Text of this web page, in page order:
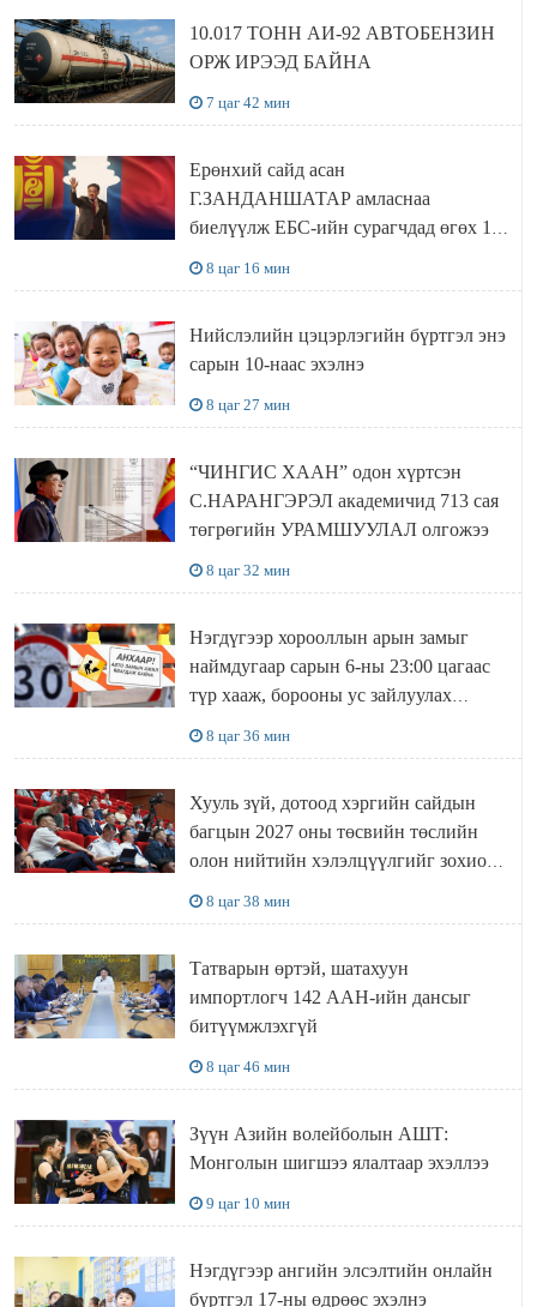
10.017 ТОНН АИ-92 АВТОБЕНЗИН
ОРЖ ИРЭЭД БАЙНА
7 цаг 42 мин
Ерөнхий сайд асан
Г.ЗАНДАНШАТАР амласнаа
биелүүлж ЕБС-ийн сурагчдад өгөх 10.
8 цаг 16 мин
Нийслэлийн цэцэрлэгийн бүртгэл энэ
сарын 10-наас эхэлнэ
8 цаг 27 мин
“ЧИНГИС ХААН” одон хүртсэн
С.НАРАНГЭРЭЛ академичид 713 сая
төгрөгийн УРАМШУУЛАЛ олгожээ
8 цаг 32 мин
Нэгдүгээр хорооллын арын замыг
наймдугаар сарын 6-ны 23:00 цагаас
түр хааж, борооны ус зайлуулах
8 цаг 36 мин
Хууль зүй, дотоод хэргийн сайдын
багцын 2027 оны төсвийн төслийн
олон нийтийн хэлэлцүүлгийг зохион
8 цаг 38 мин
Татварын өртэй, шатахуун
импортлогч 142 ААН-ийн дансыг
битүүмжлэхгүй
8 цаг 46 мин
Зүүн Азийн волейболын АШТ:
Монголын шигшээ ялалтаар эхэллээ
9 цаг 10 мин
Нэгдүгээр ангийн элсэлтийн онлайн
бүртгэл 17-ны өдрөөс эхэлнэ